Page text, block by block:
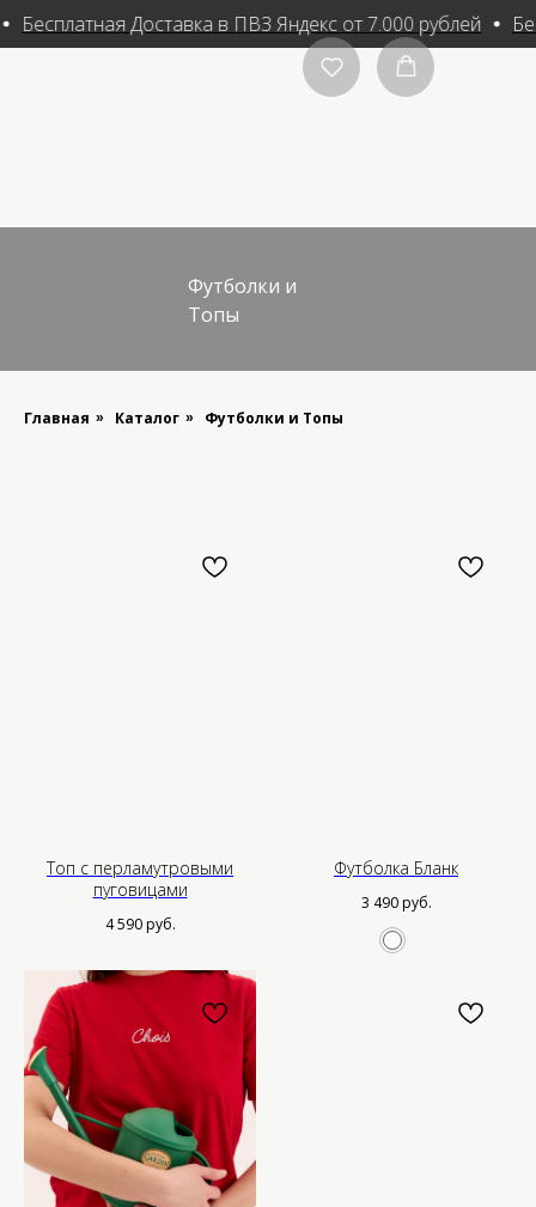
Бесплатная Доставка в ПВЗ Яндекс от 7.000 рублей
Футболки и
Топы
Главная » Каталог » Футболки и Топы
Топ с перламутровыми
пуговицами
4 590 руб.
Футболка Бланк
3 490 руб.
Меню Контакты
Если у вас есть вопросы,
предложения или рекомендации,
пожалуйста, свяжитесь с нами.
Мы будем рады вам помочь.
Каталог